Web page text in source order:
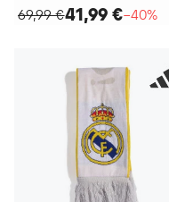
69,99 €41,99 €−40%